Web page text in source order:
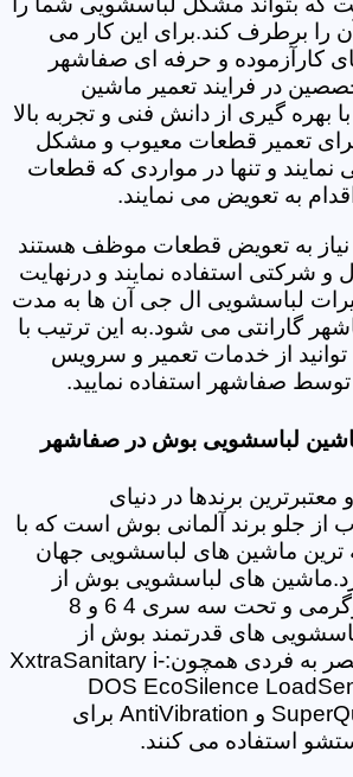
را برطرف کند.برای این کار می
کارآزموده و حرفه ای صفاشهر
در فرایند تعمیر ماشین
گیری از دانش فنی و تجربه بالا
تعمیر قطعات معیوب و مشکل
و تنها در مواردی که قطعات
به تعویض می نمایند.
نیاز به تعویض قطعات موظف هستند
و شرکتی استفاده نمایند و درنهایت
لباسشویی ال جی آن ها به مدت
گارانتی می شود.به این ترتیب با
از خدمات تعمیر و سرویس
صفاشهر استفاده نمایید.
لباسشویی بوش در صفاشهر
برندها در دنیای
از جلو برند آلمانی بوش است که با
ترین ماشین های لباسشویی جهان
های لباسشویی بوش از
ظرفیت 7 تا 9 کیلوگرمی و تحت سه سری 4 6 و 8
های قدرتمند بوش از
تکنولوژی های منحصر به فردی همچون:XxtraSanitary i-
DOS EcoSilence
SuperQuick PowerWash و AntiVibration برای
استفاده می کنند.